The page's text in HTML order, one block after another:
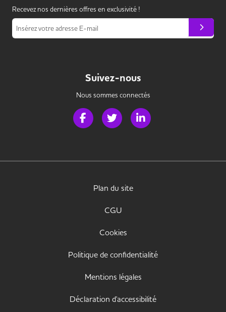
Recevez nos dernières offres en exclusivité !
Insérez votre adresse E-mail
Suivez-nous
Nous sommes connectés
Page Facebook de Handi Banque
Page Twitter de Handi Banque
Plan du site
CGU
Cookies
Politique de confidentialité
Mentions légales
Déclaration d'accessibilité